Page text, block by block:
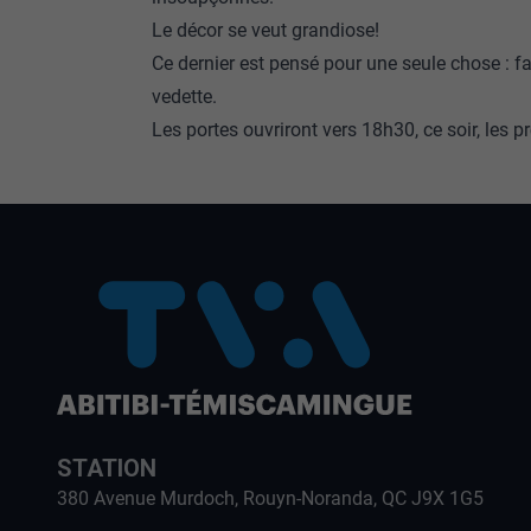
Le décor se veut grandiose!
Ce dernier est pensé pour une seule chose :
vedette.
Les portes ouvriront vers 18h30, ce soir, les
STATION
380 Avenue Murdoch, Rouyn-Noranda, QC J9X 1G5